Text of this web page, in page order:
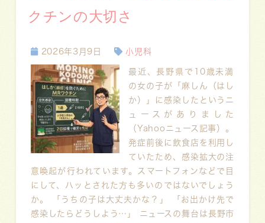
クチンの大切さ
2026年3月9日 小児科
最近、長野県で10歳未満
の女の子が「麻しん（はし
か）」に感染したというニ
ュースがありました
（Yahooニュース記事）。
発症前後に飲食店を利用し
ていたため、感染拡大の注
意喚起が行われています。スマートフォンなどで目
にして、ハッとされた方も多いのではないでしょう
か。 「うちの子は大丈夫かな？」 「お出かけ先で
感染したらどうしよう…」 ニュースの舞台は長野市